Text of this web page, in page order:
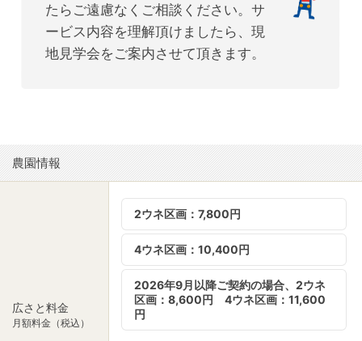
たらご遠慮なくご相談ください。サ
ービス内容を理解頂けましたら、現
地見学会をご案内させて頂きます。
農園情報
広さと料金
月額料金（税込）
2ウネ区画：7,800円
4ウネ区画：10,400円
2026年9月以降ご契約の場合、2ウネ
区画：8,600円 4ウネ区画：11,600
円